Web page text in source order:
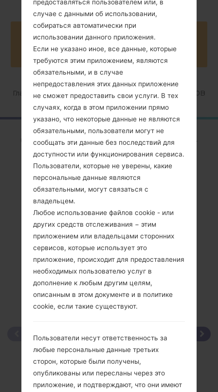
Buy accessories on Amazon
Главная →Серия →Galaxy Pro → SamsungGT-B7510B
ОбзорSamsung GT-
B7510BGalaxy Pro
Сравнить
предоставляться пользователем или, в
случае с данными об использовании,
собираться автоматически при
использовании данного приложения.
Если не указано иное, все данные, которые
требуются этим приложением, являются
обязательными, и в случае
непредоставления этих данных приложение
не сможет предоставить свои услуги. В тех
случаях, когда в этом приложении прямо
указано, что некоторые данные не являются
обязательными, пользователи могут не
сообщать эти данные без последствий для
доступности или функционирования сервиса.
Пользователи, которые не уверены, какие
персональные данные являются
обязательными, могут связаться с
владельцем.
Любое использование файлов cookie - или
других средств отслеживания − этим
приложением или владельцами сторонних
сервисов, которые использует это
приложение, происходит для предоставления
необходимых пользователю услуг в
дополнение к любым другим целям,
описанным в этом документе и в политике
cookie, если такие существуют.
Пользователи несут ответственность за
любые персональные данные третьих
сторон, которые были получены,
опубликованы или пересланы через это
приложение, и подтверждают, что они имеют